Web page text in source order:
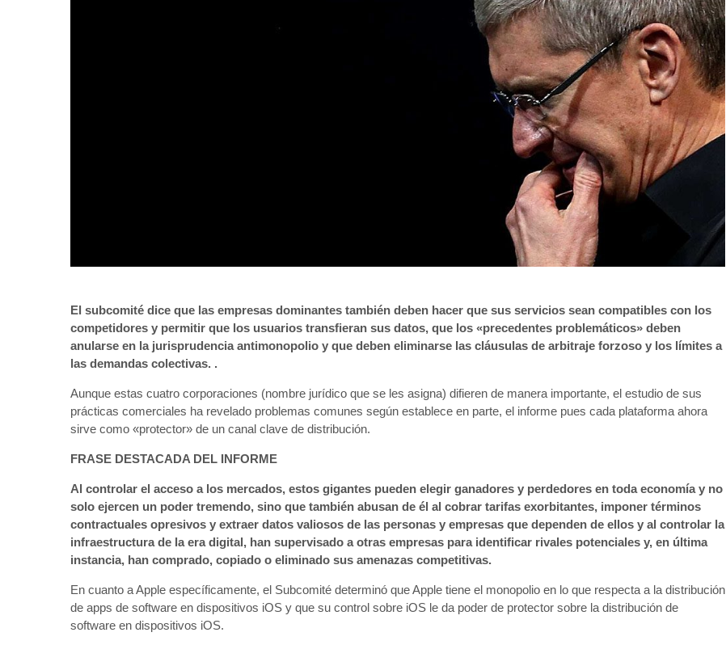
El subcomité dice que las empresas dominantes también deben hacer que sus servicios sean compatibles con los
competidores y permitir que los usuarios transfieran sus datos, que los «precedentes problemáticos» deben
anularse en la jurisprudencia antimonopolio y que deben eliminarse las cláusulas de arbitraje forzoso y los límites a
las demandas colectivas. .
Aunque estas cuatro corporaciones (nombre jurídico que se les asigna) difieren de manera importante, el estudio de sus
prácticas comerciales ha revelado problemas comunes según establece en parte, el informe pues cada plataforma ahora
sirve como «protector» de un canal clave de distribución.
FRASE DESTACADA DEL INFORME
Al controlar el acceso a los mercados, estos gigantes pueden elegir ganadores y perdedores en toda economía y no
solo ejercen un poder tremendo, sino que también abusan de él al cobrar tarifas exorbitantes, imponer términos
contractuales opresivos y extraer datos valiosos de las personas y empresas que dependen de ellos y al controlar la
infraestructura de la era digital, han supervisado a otras empresas para identificar rivales potenciales y, en última
instancia, han comprado, copiado o eliminado sus amenazas competitivas.
En cuanto a Apple específicamente, el Subcomité determinó que Apple tiene el monopolio en lo que respecta a la distribución
de apps de software en dispositivos iOS y que su control sobre iOS le da poder de protector sobre la distribución de
software en dispositivos iOS.